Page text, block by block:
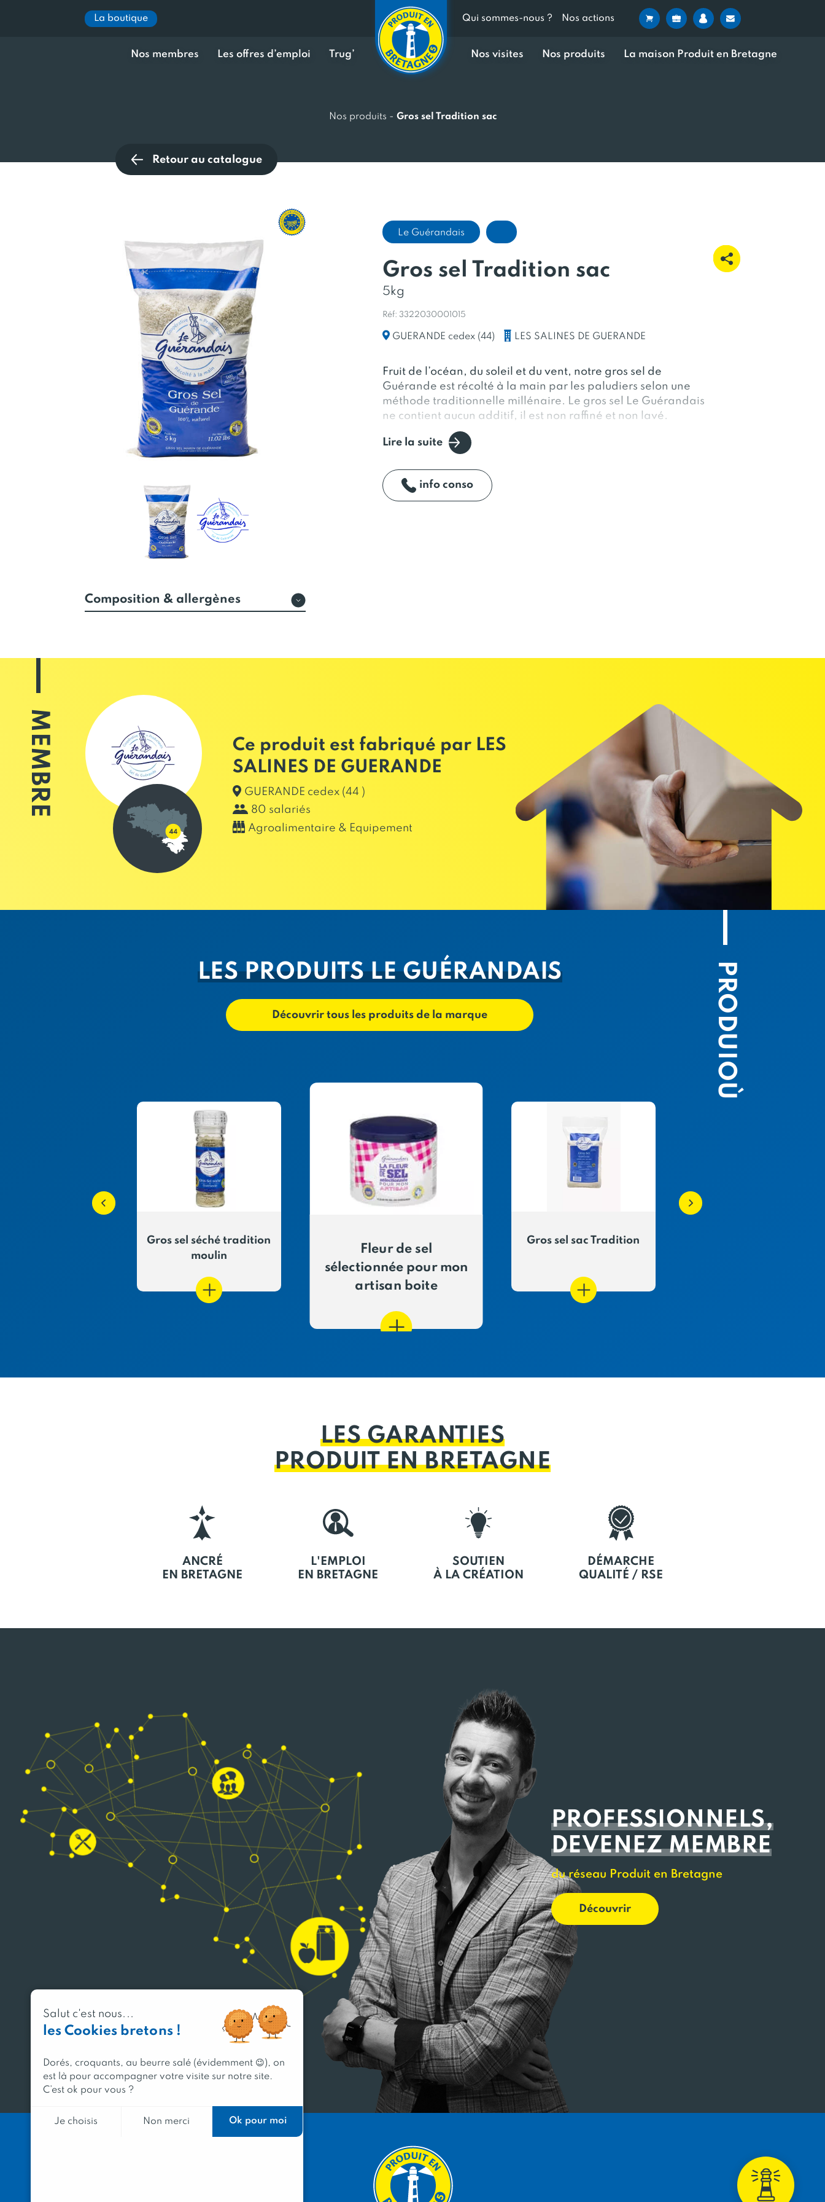
La boutique Qui sommes-nous ? Nos actions
Nos membres Les offres d’emploi Trug’ Nos visites Nos produits La maison Produit en Bretagne
Nos produits - Gros sel Tradition sac
Retour au catalogue
Composition & allergènes
Le Guérandais
Gros sel Tradition sac
5kg
Réf: 3322030001015
GUERANDE cedex (44) LES SALINES DE GUERANDE
Fruit de l’océan, du soleil et du vent, notre gros sel de
Guérande est récolté à la main par les paludiers selon une
méthode traditionnelle millénaire. Le gros sel Le Guérandais
ne contient aucun additif, il est non raffiné et non lavé.
Lire la suite
info conso
MEMBRE
Ce produit est fabriqué par LES
SALINES DE GUERANDE
GUERANDE cedex (44 )
80 salariés
Agroalimentaire & Equipement
PRODUIOÙ
LES PRODUITS LE GUÉRANDAIS
Découvrir tous les produits de la marque
Gros sel séché tradition
moulin
Fleur de sel
sélectionnée pour mon
artisan boite
Gros sel sac Tradition
LES GARANTIES
PRODUIT EN BRETAGNE
ANCRÉ
EN BRETAGNE
L'EMPLOI
EN BRETAGNE
SOUTIEN
À LA CRÉATION
DÉMARCHE
QUALITÉ / RSE
PROFESSIONNELS,
DEVENEZ MEMBRE
du réseau Produit en Bretagne
Découvrir
Salut c'est nous...
les Cookies bretons !
Dorés, croquants, au beurre salé (évidemment 😉), on
est là pour accompagner votre visite sur notre site.
C’est ok pour vous ?
Je choisis Non merci Ok pour moi